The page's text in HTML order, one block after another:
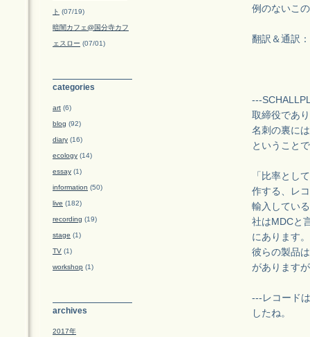
例のないこ
翻訳＆通訳
---
取締役であ
名刺の裏に
ということ
「比率とし
作する、レ
輸入してい
社はMDCと
にあります
彼らの製品
があります
---レコード
したね。
ト (07/19)
暗闇カフェ@国分寺カフ
ェスロー (07/01)
categories
art (6)
blog (92)
diary (16)
ecology (14)
essay (1)
information (50)
live (182)
recording (19)
stage (1)
TV (1)
workshop (1)
archives
2017年